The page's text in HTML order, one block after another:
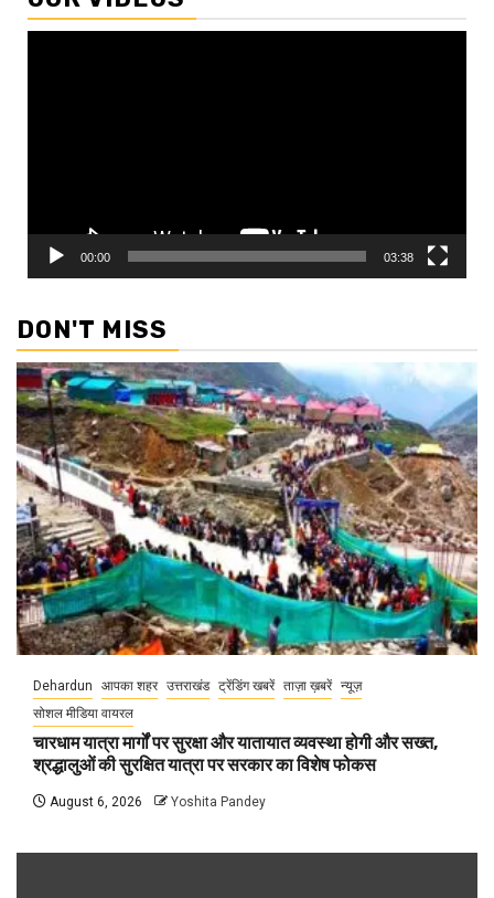
00:00 03:38
DON'T MISS
Dehardun आपका शहर उत्तराखंड ट्रेंडिंग खबरें ताज़ा ख़बरें न्यूज़
सोशल मीडिया वायरल
चारधाम यात्रा मार्गों पर सुरक्षा और यातायात व्यवस्था होगी और सख्त,
श्रद्धालुओं की सुरक्षित यात्रा पर सरकार का विशेष फोकस
August 6, 2026 Yoshita Pandey